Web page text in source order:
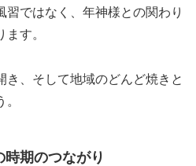
習ではなく、年神様との関わり
す。
き、そして地域のどんど焼きと
期のつながり